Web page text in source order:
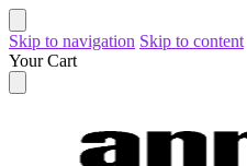
Skip to navigation Skip to content
Your Cart